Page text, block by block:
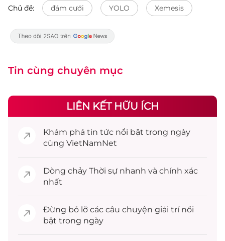
Chủ đề: đám cưới YOLO Xemesis
Tin cùng chuyên mục
LIÊN KẾT HỮU ÍCH
Khám phá tin tức nổi bật trong ngày
cùng VietNamNet
Dòng chảy Thời sự nhanh và chính xác
nhất
Đừng bỏ lỡ các câu chuyện giải trínổi
bật trong ngày